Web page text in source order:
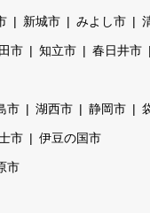
新城市 みよし市
市 知立市 春日井市
市 湖西市 静岡市
市 伊豆の国市
市